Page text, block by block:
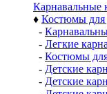
Карнавальные
♦ Костюмы для
-
- Легкие
- Костюмы
- Детские
- Детские